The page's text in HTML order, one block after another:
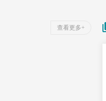
查看更多+